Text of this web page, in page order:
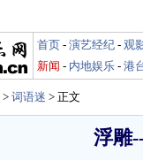
首页 - 演艺经纪 - 观
新闻 - 内地娱乐 - 港
> 词语迷 > 正文
浮雕